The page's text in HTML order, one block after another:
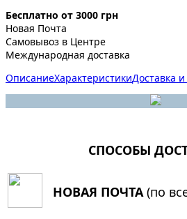
Бесплатно от 3000 грн
Новая Почта
Самовывоз в Центре
Международная доставка
ОписаниеХарактеристикиДоставка
СПОСОБЫ
НОВАЯ ПОЧТА (по